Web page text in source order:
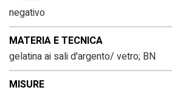
negativo
MATERIA E TECNICA
gelatina ai sali d'argento/ vetro; BN
MISURE